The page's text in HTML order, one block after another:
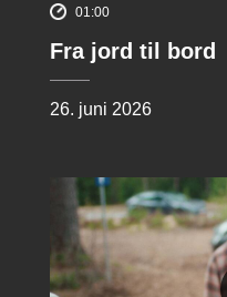
01:00
Fra jord til bord
26. juni 2026